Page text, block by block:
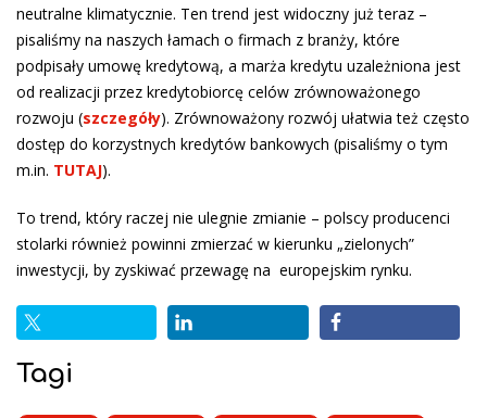
neutralne klimatycznie. Ten trend jest widoczny już teraz –
pisaliśmy na naszych łamach o firmach z branży, które
podpisały umowę kredytową, a marża kredytu uzależniona jest
od realizacji przez kredytobiorcę celów zrównoważonego
rozwoju (szczegóły). Zrównoważony rozwój ułatwia też często
dostęp do korzystnych kredytów bankowych (pisaliśmy o tym
m.in. TUTAJ).
To trend, który raczej nie ulegnie zmianie – polscy producenci
stolarki również powinni zmierzać w kierunku „zielonych”
inwestycji, by zyskiwać przewagę na europejskim rynku.
Tagi